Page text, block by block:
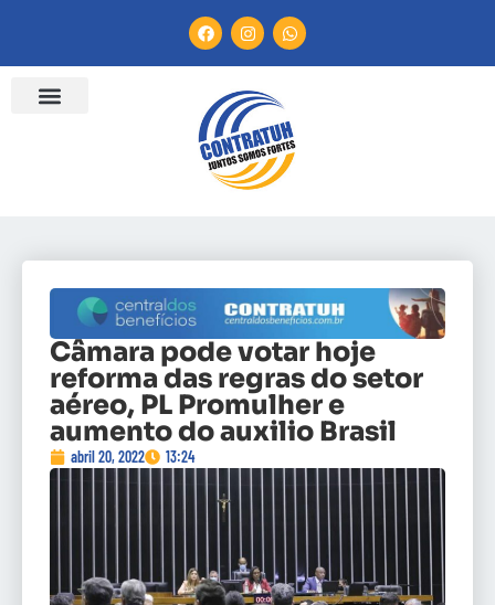
Câmara pode votar hoje
reforma das regras do setor
aéreo, PL Promulher e
aumento do auxilio Brasil
abril 20, 2022 13:24